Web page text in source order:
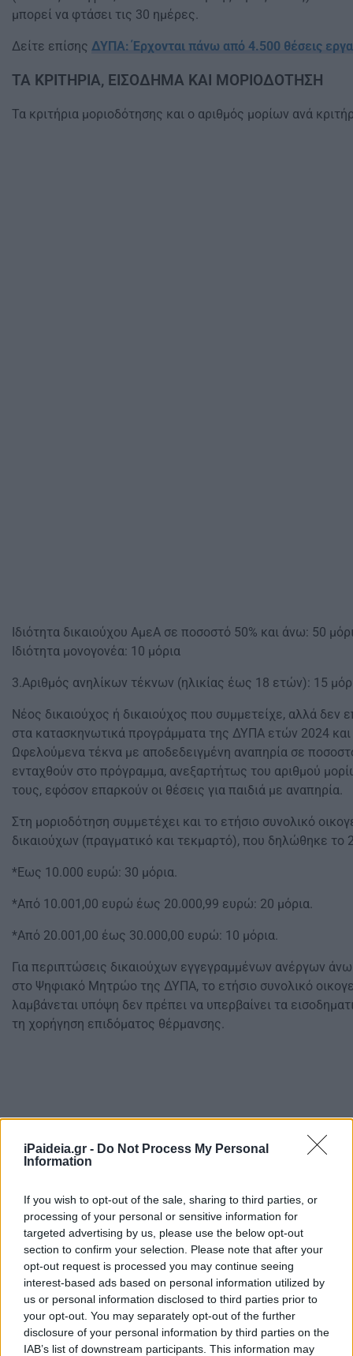
iPaideia.gr - Do Not Process My Personal
Information
If you wish to opt-out of the sale, sharing to third parties, or
processing of your personal or sensitive information for
targeted advertising by us, please use the below opt-out
section to confirm your selection. Please note that after your
opt-out request is processed you may continue seeing
interest-based ads based on personal information utilized by
us or personal information disclosed to third parties prior to
your opt-out. You may separately opt-out of the further
disclosure of your personal information by third parties on the
IAB’s list of downstream participants. This information may
μπορεί να φτάσει τις 30 ημέρες.
Δείτε επίσης ΔΥΠΑ: Έρχονται πάνω από 4.500 θέσεις
ΤΑ ΚΡΙΤΗΡΙΑ, ΕΙΣΟΔΗΜΑ ΚΑΙ ΜΟΡΙΟΔΟΤΗΣΗ
Τα κριτήρια μοριοδότησης και ο αριθμός μορίων ανά
Ιδιότητα δικαιούχου ΑμεΑ σε ποσοστό 50% και άνω: 50
Ιδιότητα μονογονέα: 10 μόρια
3.Αριθμός ανηλίκων τέκνων (ηλικίας έως 18 ετών): 15
Νέος δικαιούχος ή δικαιούχος που συμμετείχε, αλλά δεν
στα κατασκηνωτικά προγράμματα της ΔΥΠΑ ετών 2024 και
Ωφελούμενα τέκνα με αποδεδειγμένη αναπηρία σε
ενταχθούν στο πρόγραμμα, ανεξαρτήτως του αριθμού
τους, εφόσον επαρκούν οι θέσεις για παιδιά με αναπηρία.
Στη μοριοδότηση συμμετέχει και το ετήσιο συνολικό
δικαιούχων (πραγματικό και τεκμαρτό), που δηλώθηκε το
*Εως 10.000 ευρώ: 30 μόρια.
*Από 10.001,00 ευρώ έως 20.000,99 ευρώ: 20 μόρια.
*Από 20.001,00 έως 30.000,00 ευρώ: 10 μόρια.
Για περιπτώσεις δικαιούχων εγγεγραμμένων ανέργων
στο Ψηφιακό Μητρώο της ΔΥΠΑ, το ετήσιο συνολικό
λαμβάνεται υπόψη δεν πρέπει να υπερβαίνει τα
τη χορήγηση επιδόματος θέρμανσης.